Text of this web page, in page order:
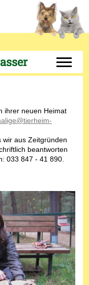
Off-
ihrer neuen Heimat
wir aus Zeitgründen
beantworten
033 847 - 41 890.